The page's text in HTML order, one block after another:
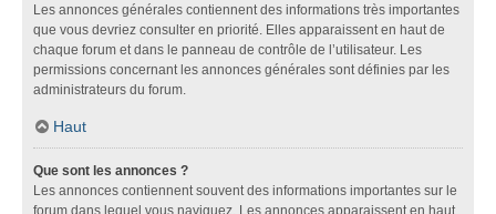
Les annonces générales contiennent des informations très importantes
que vous devriez consulter en priorité. Elles apparaissent en haut de
chaque forum et dans le panneau de contrôle de l’utilisateur. Les
permissions concernant les annonces générales sont définies par les
administrateurs du forum.
Haut
Que sont les annonces ?
Les annonces contiennent souvent des informations importantes sur le
forum dans lequel vous naviguez. Les annonces apparaissent en haut